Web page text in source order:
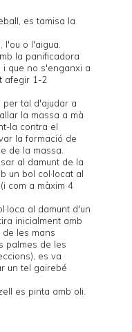
es tamisa la
l'ou o l'aigua.
la panificadora
que no s'enganxi a
afegir 1-2
per tal d'ajudar a
la massa a mà
la contra el
la formació de
de la massa.
al damunt de la
un bol col·locat al
com a màxim 4
al damunt d'un
inicialment amb
les mans
palmes de les
es va
un tel gairebé
es pinta amb oli.